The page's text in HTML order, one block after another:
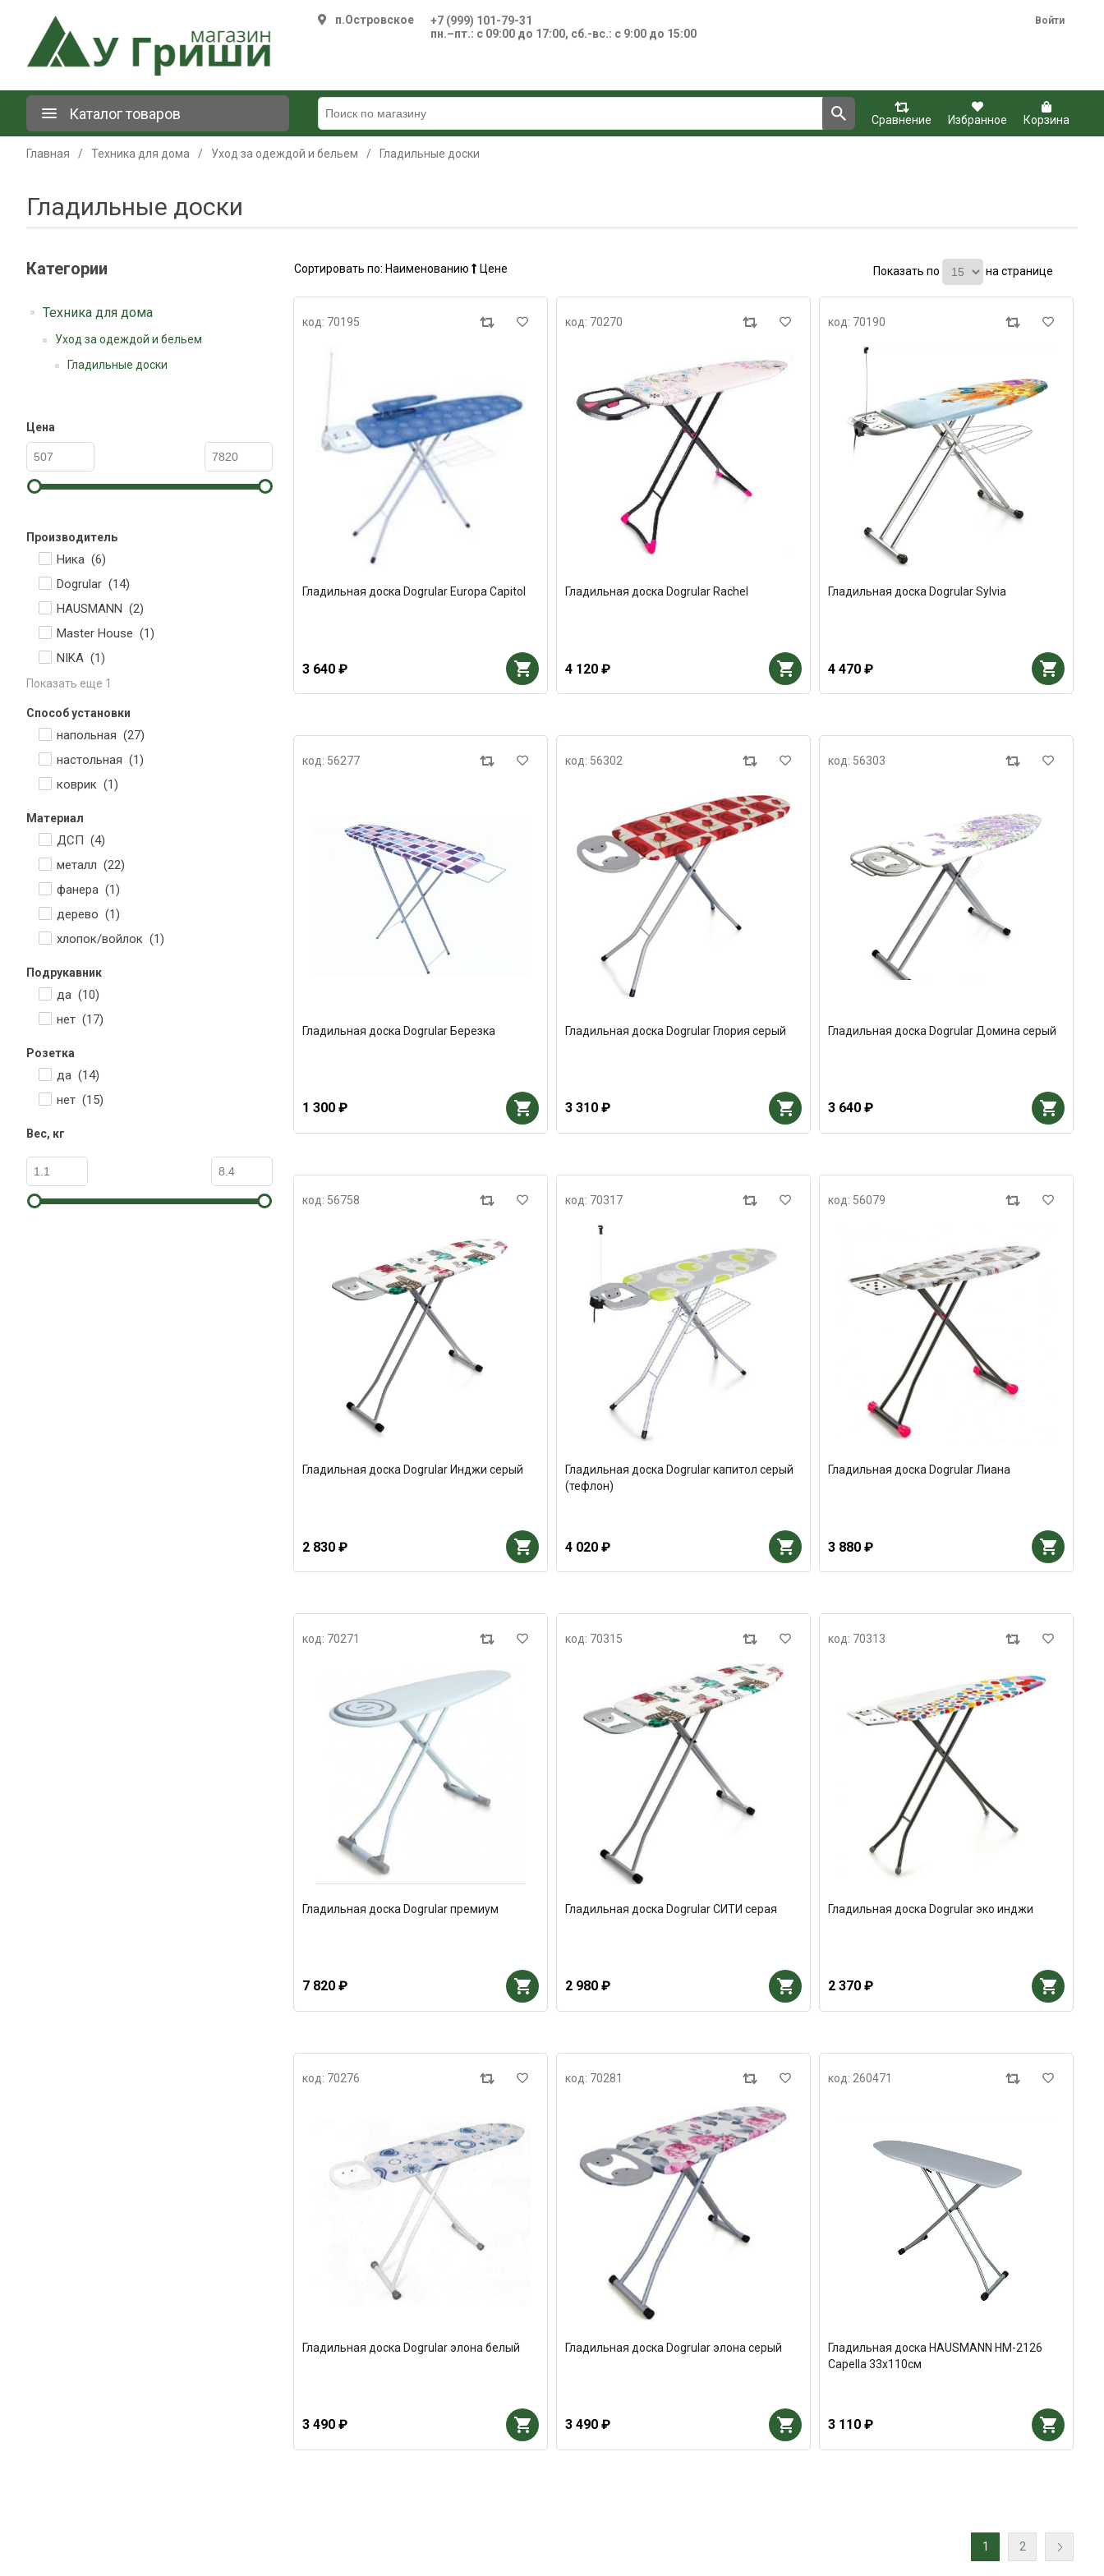
п.Островское
+7 (999) 101-79-31
пн.–пт.: с 09:00 до 17:00, сб.-вс.: с 9:00 до 15:00
Войти
Каталог товаров Сравнение Избранное Корзина
Главная / Техника для дома / Уход за одеждой и бельем / Гладильные доски
Гладильные доски
Категории
Техника для дома
Уход за одеждой и бельем
Гладильные доски
Цена
Производитель
Ника (6)
Dogrular (14)
HAUSMANN (2)
Master House (1)
NIKA (1)
Показать еще 1
Способ установки
напольная (27)
настольная (1)
коврик (1)
Материал
ДСП (4)
металл (22)
фанера (1)
дерево (1)
хлопок/войлок (1)
Подрукавник
да (10)
нет (17)
Розетка
да (14)
нет (15)
Вес, кг
Сортировать по: Наименованию Цене Показать по на странице
код: 70195
Гладильная доска Dogrular Europa Capitol
3 640 ₽
код: 70270
Гладильная доска Dogrular Rachel
4 120 ₽
код: 70190
Гладильная доска Dogrular Sylvia
4 470 ₽
код: 56277
Гладильная доска Dogrular Березка
1 300 ₽
код: 56302
Гладильная доска Dogrular Глория серый
3 310 ₽
код: 56303
Гладильная доска Dogrular Домина серый
3 640 ₽
код: 56758
Гладильная доска Dogrular Инджи серый
2 830 ₽
код: 70317
Гладильная доска Dogrular капитол серый
(тефлон)
4 020 ₽
код: 56079
Гладильная доска Dogrular Лиана
3 880 ₽
код: 70271
Гладильная доска Dogrular премиум
7 820 ₽
код: 70315
Гладильная доска Dogrular СИТИ серая
2 980 ₽
код: 70313
Гладильная доска Dogrular эко инджи
2 370 ₽
код: 70276
Гладильная доска Dogrular элона белый
3 490 ₽
код: 70281
Гладильная доска Dogrular элона серый
3 490 ₽
код: 260471
Гладильная доска HAUSMANN HM-2126
Capella 33x110см
3 110 ₽
1 2